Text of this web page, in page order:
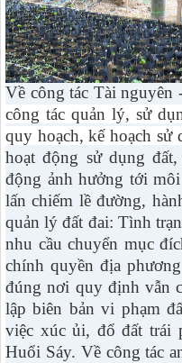
Về công tác Tài
công tác quản lý, sử
quy hoạch, kế hoạch sử
hoạt động sử dụng
động ảnh hưởng tới
lấn chiếm lề đường,
quản lý đất đai: Tình
nhu cầu chuyển mục
chính quyền địa
đúng nơi quy định vẫn
lập biên bản vi phạm
việc xúc ủi, đổ đất trái
Huổi Sáy. Về công tác